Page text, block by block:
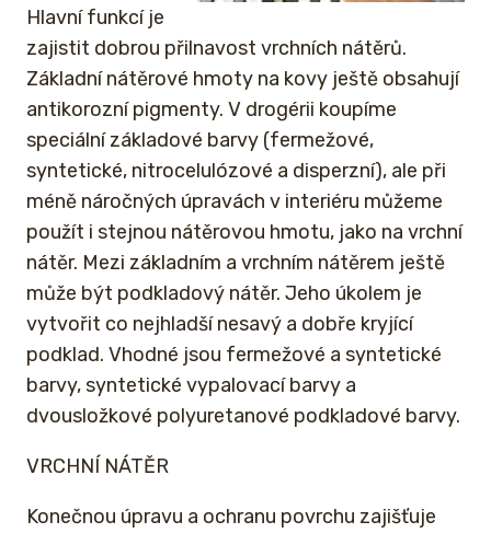
Hlavní funkcí je
zajistit dobrou přilnavost vrchních nátěrů.
Základní nátěrové hmoty na kovy ještě obsahují
antikorozní pigmenty. V drogérii koupíme
speciální základové barvy (fermežové,
syntetické, nitrocelulózové a disperzní), ale při
méně náročných úpravách v interiéru můžeme
použít i stejnou nátěrovou hmotu, jako na vrchní
nátěr. Mezi základním a vrchním nátěrem ještě
může být podkladový nátěr. Jeho úkolem je
vytvořit co nejhladší nesavý a dobře kryjící
podklad. Vhodné jsou fermežové a syntetické
barvy, syntetické vypalovací barvy a
dvousložkové polyuretanové podkladové barvy.
VRCHNÍ NÁTĚR
Konečnou úpravu a ochranu povrchu zajišťuje